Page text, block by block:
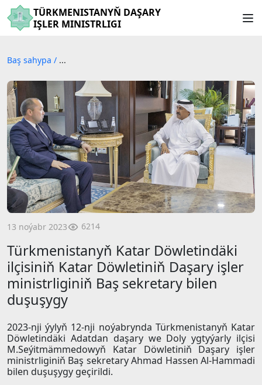
TÜRKMENISTANYŇ DAŞARY
IŞLER MINISTRLIGI
Baş sahypa / ...
13 noýabr 2023 6214
Türkmenistanyň Katar Döwletindäki
ilçisiniň Katar Döwletiniň Daşary işler
ministrliginiň Baş sekretary bilen
duşuşygy
2023-nji ýylyň 12-nji noýabrynda Türkmenistanyň Katar
Döwletindäki Adatdan daşary we Doly ygtyýarly ilçisi
M.Seýitmämmedowyň Katar Döwletiniň Daşary işler
ministrliginiň Baş sekretary Ahmad Hassen Al-Hammadi
bilen duşuşygy geçirildi.